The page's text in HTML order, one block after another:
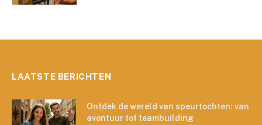
LAATSTE BERICHTEN
Ontdek de wereld van speurtochten: van
avontuur tot teambuilding